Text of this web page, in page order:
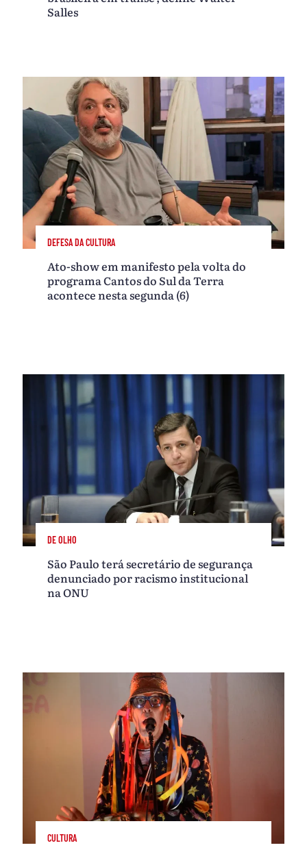
Salles
DEFESA DA CULTURA
Ato-show em manifesto pela volta do
programa Cantos do Sul da Terra
acontece nesta segunda (6)
DE OLHO
São Paulo terá secretário de segurança
denunciado por racismo institucional
na ONU
CULTURA